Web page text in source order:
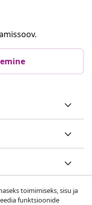
toimimiseks, sisu ja
funktsioonide